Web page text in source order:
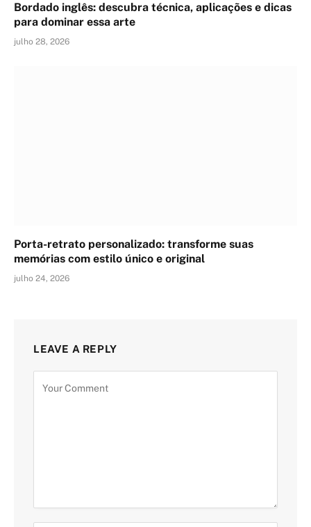
Bordado inglês: descubra técnica, aplicações e dicas
para dominar essa arte
julho 28, 2026
Porta-retrato personalizado: transforme suas
memórias com estilo único e original
julho 24, 2026
LEAVE A REPLY